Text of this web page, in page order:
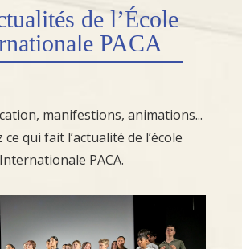
de l’École
PACA
manifestions, animations...
qui fait l’actualité de l’école
Internationale PACA.